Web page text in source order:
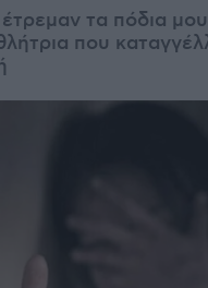
τα πόδια
που